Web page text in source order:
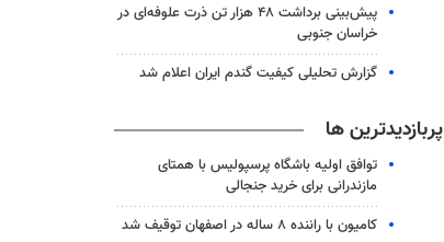
پیش‌بینی برداشت ۴۸ هزار تن ذرت علوفه‌ای در
خراسان جنوبی
گزارش تحلیلی کیفیت گندم ایران اعلام شد
پربازدیدترین ها
توافق اولیه باشگاه پرسپولیس با همتای
مازندرانی برای خرید جنجالی
کامیون با راننده ۸ ساله در اصفهان توقیف شد